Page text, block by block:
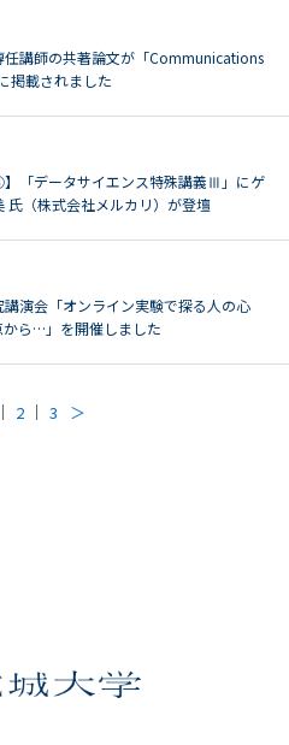
任講師の共著論文が「Communications
掲載されました
】「データサイエンス特殊講義Ⅲ」にゲ
（株式会社メルカリ）が登壇
講演会「オンライン実験で探る人の心
ら…」を開催しました
2 3 ＞